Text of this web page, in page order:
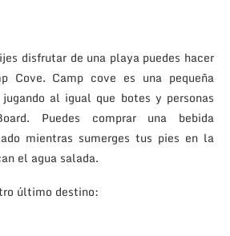
disfrutar de una playa puedes hacer
Cove. Camp cove es una pequeña
al igual que botes y personas
Puedes comprar una bebida
mientras sumerges tus pies en la
el agua salada.
último destino: